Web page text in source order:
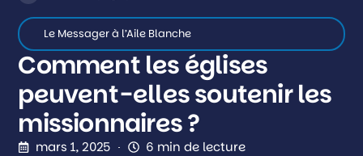
Le Messager à l’Aile Blanche
Comment les églises
peuvent-elles soutenir les
missionnaires ?
mars 1, 2025 6 min de lecture